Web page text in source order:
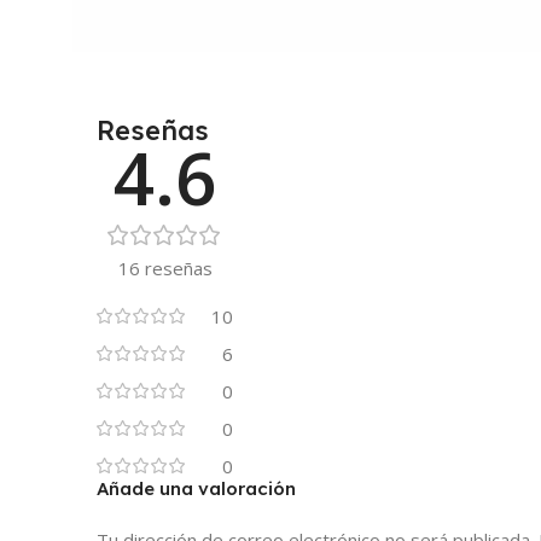
Reseñas
4.6
16 reseñas
10
6
0
0
0
Añade una valoración